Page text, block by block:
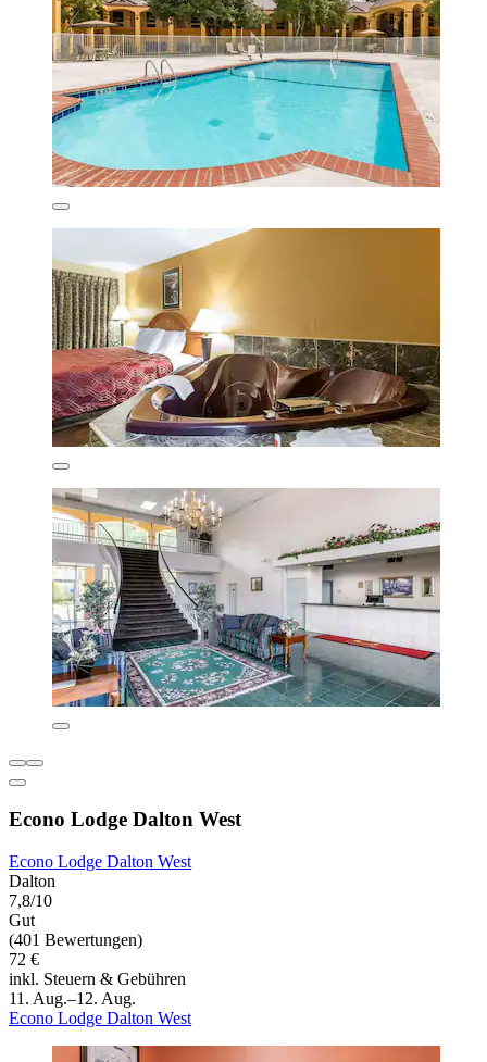
Econo Lodge Dalton West
Econo Lodge Dalton West
Dalton
7,8/10
Gut
(401 Bewertungen)
72 €
inkl. Steuern & Gebühren
11. Aug.–12. Aug.
Econo Lodge Dalton West